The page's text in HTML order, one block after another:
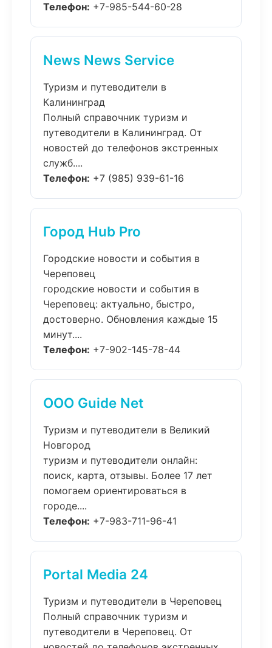
Телефон: +7-985-544-60-28
News News Service
Туризм и путеводители в
Калининград
Полный справочник туризм и
путеводители в Калининград. От
новостей до телефонов экстренных
служб....
Телефон: +7 (985) 939-61-16
Город Hub Pro
Городские новости и события в
Череповец
городские новости и события в
Череповец: актуально, быстро,
достоверно. Обновления каждые 15
минут....
Телефон: +7-902-145-78-44
ООО Guide Net
Туризм и путеводители в Великий
Новгород
туризм и путеводители онлайн:
поиск, карта, отзывы. Более 17 лет
помогаем ориентироваться в
городе....
Телефон: +7-983-711-96-41
Portal Media 24
Туризм и путеводители в Череповец
Полный справочник туризм и
путеводители в Череповец. От